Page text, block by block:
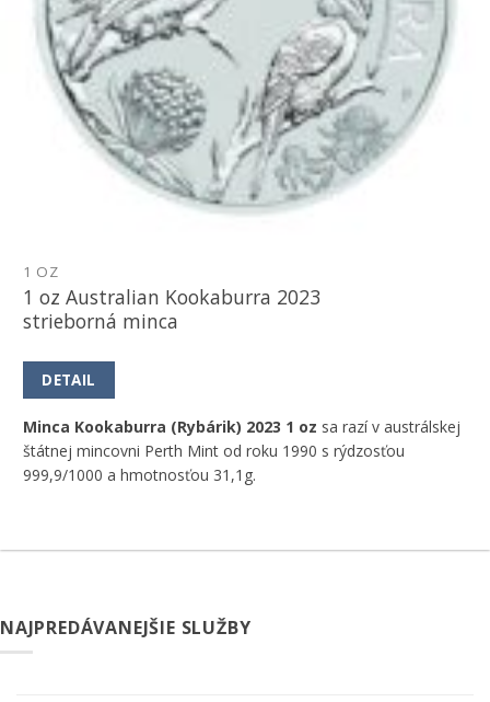
1 OZ
1 oz Australian Kookaburra 2023
strieborná minca
DETAIL
Minca Kookaburra (Rybárik) 2023 1 oz sa razí v austrálskej
štátnej mincovni Perth Mint od roku 1990 s rýdzosťou
999,9/1000 a hmotnosťou 31,1g.
NAJPREDÁVANEJŠIE SLUŽBY